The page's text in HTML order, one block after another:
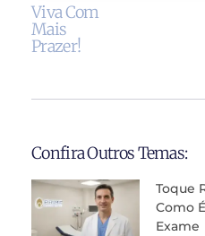
Viva Com
Mais
Prazer!
Confira Outros Temas:
Toque
Como
Exame